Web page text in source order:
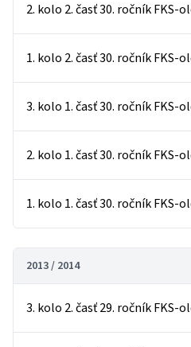
2. kolo 2. časť 30. ročník FKS-
1. kolo 2. časť 30. ročník FKS-
3. kolo 1. časť 30. ročník FKS-
2. kolo 1. časť 30. ročník FKS-
1. kolo 1. časť 30. ročník FKS-
2013 / 2014
3. kolo 2. časť 29. ročník FKS-